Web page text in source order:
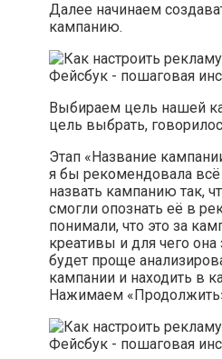
Далее начинаем
кампанию.
Выбираем цель нашей
цель выбрать,
Этап «Название
я бы рекомендовала
назвать кампанию так,
смогли опознать её в
понимали, что это за
креативы и для чего она
будет проще
кампании и находить в
Нажимаем